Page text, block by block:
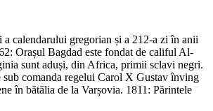
a calendarului gregorian și a 212-a zi în anii
Orașul Bagdad este fondat de califul Al-
sunt aduși, din Africa, primii sclavi negri.
sub comanda regelui Carol X Gustav înving
în bătălia de la Varșovia. 1811: Părintele